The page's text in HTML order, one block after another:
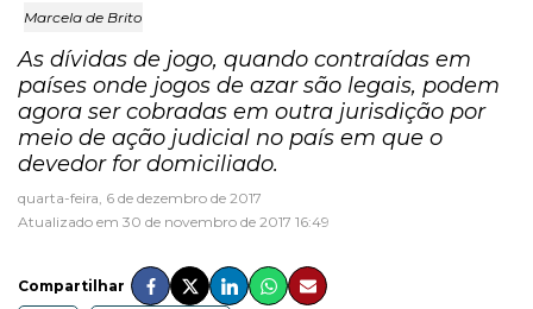
Marcela de Brito
As dívidas de jogo, quando contraídas em
países onde jogos de azar são legais, podem
agora ser cobradas em outra jurisdição por
meio de ação judicial no país em que o
devedor for domiciliado.
quarta-feira, 6 de dezembro de 2017
Atualizado em 30 de novembro de 2017 16:49
Compartilhar